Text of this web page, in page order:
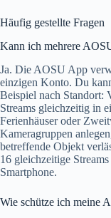
Häufig gestellte Fragen
Kann ich mehrere
Ja. Die AOSU App
einzigen Konto. Du
Beispiel nach Standort:
Streams gleichzeitig in
Ferienhäuser oder
Kameragruppen
betreffende Objekt
16 gleichzeitige
Smartphone.
Wie schütze ich meine